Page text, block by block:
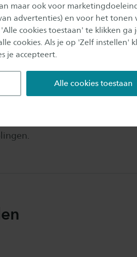
maar ook voor
advertenties) en voor het tonen
cookies toestaan' te klikken ga
cookies. Als je op 'Zelf instellen'
je accepteert.
Alle cookies toestaan
Vernieuwingsonderwijs
en Koen Groenveld
en voortgezet
binnen de NDV.
van het onderzoek te
vanuit Saxion eveneens